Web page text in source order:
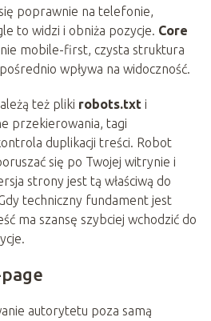
poprawnie na telefonie,
to widzi i obniża pozycje. Core
mobile-first, czysta struktura
wpływa na widoczność.
też pliki robots.txti
przekierowania, tagi
duplikacji treści. Robot
się po Twojej witrynie i
strony jest tą właściwą do
techniczny fundament jest
ma szansę szybciej wchodzić do
autorytetu poza samą